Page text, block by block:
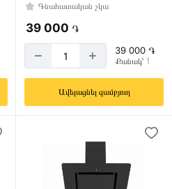
Գնահատական չկա
39 000 ֏
39 000 ֏
Քանակ՝ 1
Ավելացնել զամբյուղ